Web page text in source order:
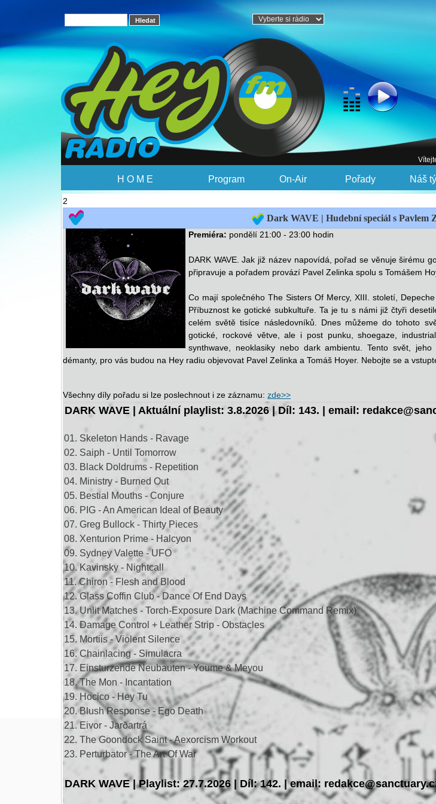
H O M E Program On-Air Pořady Náš
2
Dark WAVE | Hudební speciál s Pavlem
Premiéra: pondělí 21:00 - 23:00 hodin
DARK WAVE. Jak již název napovídá, pořad se věnuje širému
připravuje a pořadem provází Pavel Zelinka spolu s Tomášem
Co mají společného The Sisters Of Mercy, XIII. století,
Příbuznost ke gotické subkultuře. Ta je tu s námi již čtyři
celém světě tisíce následovníků. Dnes můžeme do tohoto
gotické, rockové větve, ale i post punku, shoegaze,
synthwave, neoklasiky nebo dark ambientu. Tento svět,
démanty, pro vás budou na Hey radiu objevovat Pavel Zelinka a Tomáš Hoyer. Nebojte se a
Všechny díly pořadu si lze poslechnout i ze záznamu: zde>>
DARK WAVE | Aktuální playlist: 3.8.2026 | Díl: 143. | email:
01. Skeleton Hands - Ravage
02. Saiph - Until Tomorrow
03. Black Doldrums - Repetition
04. Ministry - Burned Out
05. Bestial Mouths - Conjure
06. PIG - An American Ideal of Beauty
07. Greg Bullock - Thirty Pieces
08. Xenturion Prime - Halcyon
09. Sydney Valette - UFO
10. Kavinsky - Nightcall
11. Chiron - Flesh and Blood
12. Glass Coffin Club - Dance Of End Days
13. Unlit Matches - Torch-Exposure Dark (Machine Command Remix)
14. Damage Control + Leather Strip - Obstacles
15. Mortiis - Violent Silence
16. Chainlacing - Simulacra
17. Einsturzende Neubauten - Youme & Meyou
18. The Mon - Incantation
19. Hocico - Hey Tu
20. Blush Response - Ego Death
21. Eivor - Jarðartrá
22. The Goondock Saint - Aexorcism Workout
23. Perturbator - The Art Of War
DARK WAVE | Playlist: 27.7.2026 | Díl: 142. | email: